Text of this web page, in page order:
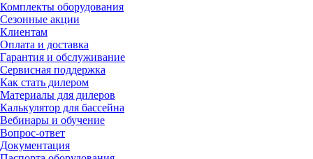
Комплекты оборудования
Сезонные акции
Клиентам
Оплата и доставка
Гарантия и обслуживание
Сервисная поддержка
Как стать дилером
Материалы для дилеров
Калькулятор для бассейна
Вебинары и обучение
Вопрос-ответ
Документация